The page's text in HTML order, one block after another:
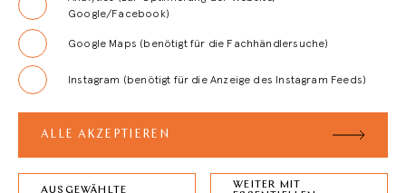
FAQ
Google/Facebook)
Google Maps (benötigt für die Fachhändlersuche)
Instagram (benötigt für die Anzeige des Instagram Feeds)
ALLE AKZEPTIEREN
AUSGEWÄHLTE
WEITER MIT